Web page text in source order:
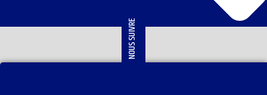
NOUS SUIVRE